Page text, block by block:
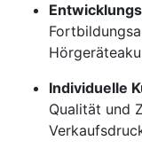
Individuelle
Qualität und